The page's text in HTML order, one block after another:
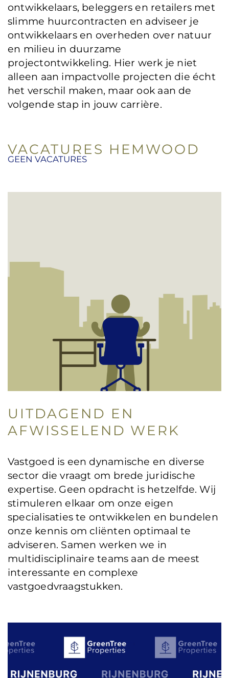
ontwikkelaars, beleggers en retailers met
slimme huurcontracten en adviseer je
ontwikkelaars en overheden over natuur
en milieu in duurzame
projectontwikkeling. Hier werk je niet
alleen aan impactvolle projecten die écht
het verschil maken, maar ook aan de
volgende stap in jouw carrière.
VACATURES HEMWOOD
GEEN VACATURES
UITDAGEND EN
AFWISSELEND WERK
Vastgoed is een dynamische en diverse
sector die vraagt om brede juridische
expertise. Geen opdracht is hetzelfde. Wij
stimuleren elkaar om onze eigen
specialisaties te ontwikkelen en bundelen
onze kennis om cliënten optimaal te
adviseren. Samen werken we in
multidisciplinaire teams aan de meest
interessante en complexe
vastgoedvraagstukken.